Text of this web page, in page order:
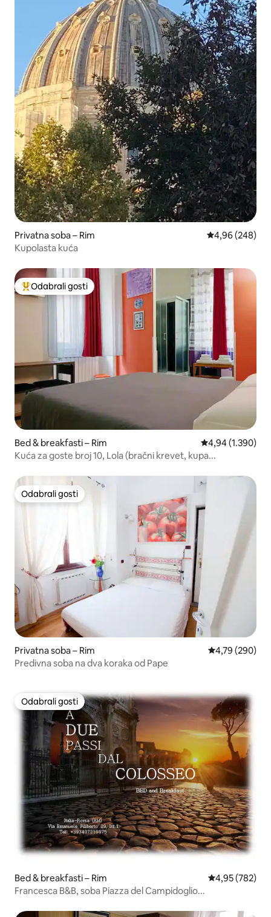
Privatna soba – Rim Prosječna
4,96 (248)
Kupolasta kuća
Među najviše rangiranima s oznakom „Odabrali gosti”
Odabrali gosti
Bed & breakfasti – Rim Prosječna
4,94 (1.390)
Kuća za goste broj 10, Lola (bračni krevet, kupa...
Odabrali gosti
Odabrali gosti
Privatna soba – Rim Prosječna
4,79 (290)
Predivna soba na dva koraka od Pape
Odabrali gosti
Odabrali gosti
Bed & breakfasti – Rim Prosječna
4,95 (782)
Francesca B&B, soba Piazza del Campidoglio...